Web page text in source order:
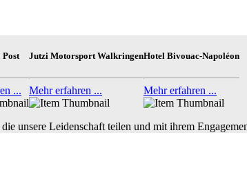
...
Jutzi Motorsport Walkringen
Mehr erfahren ...
Hotel Bivouac-Napoléon
Mehr erfahren ...
unsere Leidenschaft teilen und mit ihrem